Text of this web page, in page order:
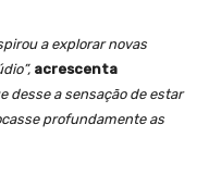
a explorar novas
acrescenta
desse a sensação de estar
profundamente as